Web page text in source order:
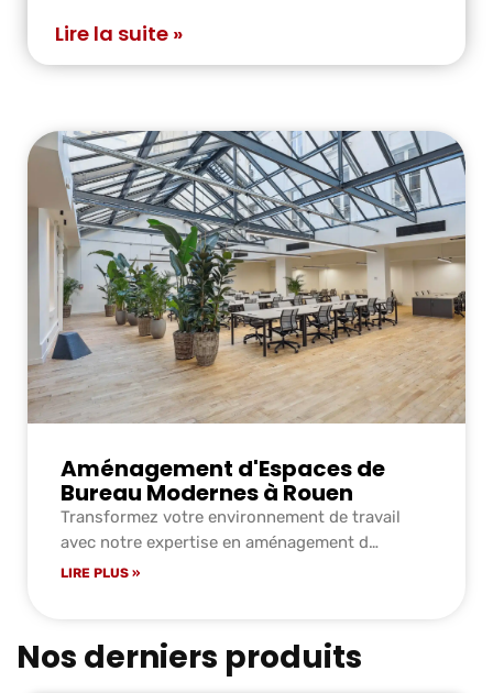
Lire la suite »
Aménagement d'Espaces de
Bureau Modernes à Rouen
Transformez votre environnement de travail
avec notre expertise en aménagement d…
LIRE PLUS »
Nos derniers produits